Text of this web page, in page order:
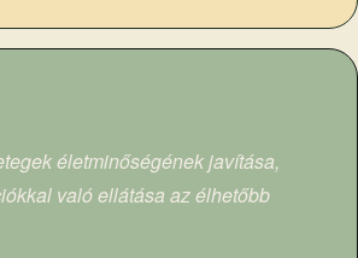
életminőségének javítása,
való ellátása az élhetőbb